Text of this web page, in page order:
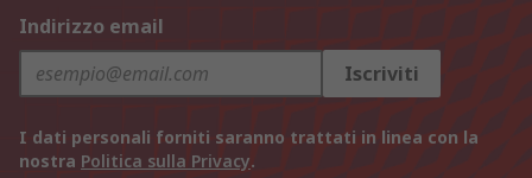
Indirizzo email
Iscriviti
I dati personali forniti saranno trattati in linea con la
nostra Politica sulla Privacy.